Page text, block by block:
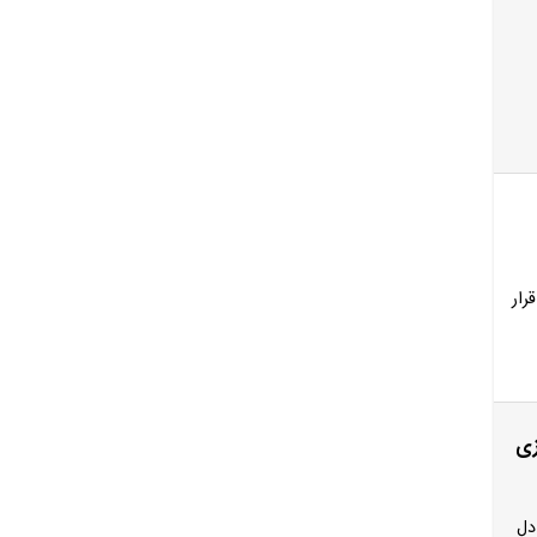
روزی